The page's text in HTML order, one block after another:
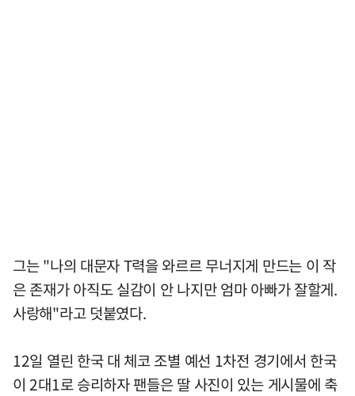
그는 "나의 대문자 T력을 와르르 무너지게 만드는 이 작
은 존재가 아직도 실감이 안 나지만 엄마 아빠가 잘할게.
사랑해"라고 덧붙였다.
12일 열린 한국 대 체코 조별 예선 1차전 경기에서 한국
이 2대1로 승리하자 팬들은 딸 사진이 있는 게시물에 축